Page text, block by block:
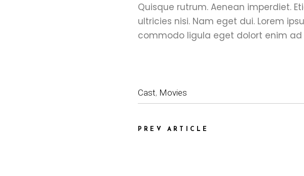
Quisque rutrum. Aenean imperdiet.
ultricies nisi. Nam eget dui. Lorem
commodo ligula eget dolort enim ad
Cast, Movies
PREV ARTICLE